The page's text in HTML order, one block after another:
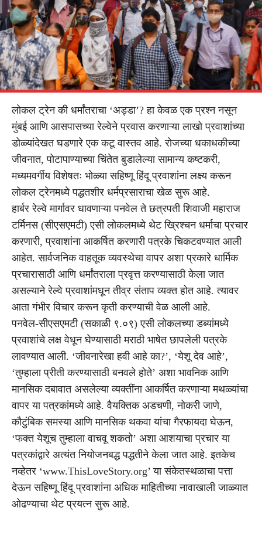
लोकल ट्रेन की धर्मांतराचा ‘अड्डा’? हा केवळ एक प्रश्न नसून
मुंबई आणि आसपासच्या रेल्वेने प्रवास करणाऱ्या लाखो प्रवाशांच्या
डोळ्यांदेखत घडणारे एक कटू वास्तव आहे. रोजच्या धकाधकीच्या
जीवनात, पोटापाण्याच्या चिंतेत बुडालेल्या सामान्य कष्टकरी,
मध्यमवर्गीय विशेषतः भोळ्या सहिष्णू हिंदू प्रवाशांना लक्ष्य करून
लोकल ट्रेनमध्ये पद्धतशीर धर्मप्रसाराचा खेळ सुरू आहे.
हार्बर रेल्वे मार्गावर धावणाऱ्या पनवेल ते छत्रपती शिवाजी महाराज
टर्मिनस (सीएसएमटी) एसी लोकलमध्ये थेट ख्रिश्चन धर्माचा प्रचार
करणारी, प्रवाशांना आकर्षित करणारी पत्रके चिकटवण्यात आली
आहेत. सार्वजनिक वाहतूक व्यवस्थेचा वापर अशा प्रकारे धार्मिक
प्रचारासाठी आणि धर्मांतराला प्रवृत्त करण्यासाठी केला जात
असल्याने रेल्वे प्रवाशांमधून तीव्र संताप व्यक्त होत आहे. त्यावर
आता गंभीर विचार करून कृती करण्याची वेळ आली आहे.
पनवेल-सीएसएमटी (सकाळी ९.०९) एसी लोकलच्या डब्यांमध्ये
प्रवाशांचे लक्ष वेधून घेण्यासाठी मराठी भाषेत छापलेली पत्रके
लावण्यात आली. ‘जीवनारेखा हवी आहे का?’, ‘येशू देव आहे’,
‘तुम्हाला प्रीती करण्यासाठी बनवले होते’ अशा भावनिक आणि
मानसिक दबावात असलेल्या व्यक्तींना आकर्षित करणाऱ्या मथळ्यांचा
वापर या पत्रकांमध्ये आहे. वैयक्तिक अडचणी, नोकरी जाणे,
कौटुंबिक समस्या आणि मानसिक थकवा यांचा गैरफायदा घेऊन,
‘फक्त येशूच तुम्हाला वाचवू शकतो’ अशा आशयाचा प्रचार या
पत्रकांद्वारे अत्यंत नियोजनबद्ध पद्धतीने केला जात आहे. इतकेच
नव्हेतर ‘www.ThisLoveStory.org’ या संकेतस्थळाचा पत्ता
देऊन सहिष्णू हिंदू प्रवाशांना अधिक माहितीच्या नावाखाली जाळ्यात
ओढण्याचा थेट प्रयत्न सुरू आहे.